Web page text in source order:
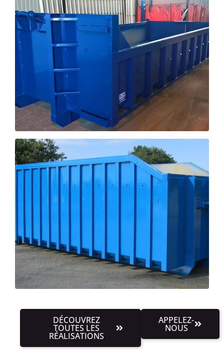
DÉCOUVREZ
TOUTES LES
RÉALISATIONS
APPELEZ-
NOUS